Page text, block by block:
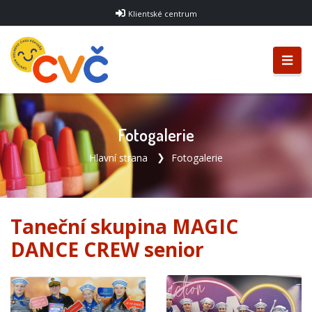
Klientské centrum
Fotogalerie
Hlavní strana Fotogalerie
Taneční skupina MAGIC
DANCE CREW senior